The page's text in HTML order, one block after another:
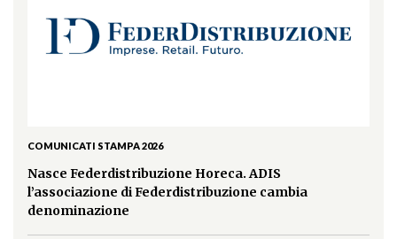
COMUNICATI STAMPA 2026
Nasce Federdistribuzione Horeca. ADIS
l’associazione di Federdistribuzione cambia
denominazione